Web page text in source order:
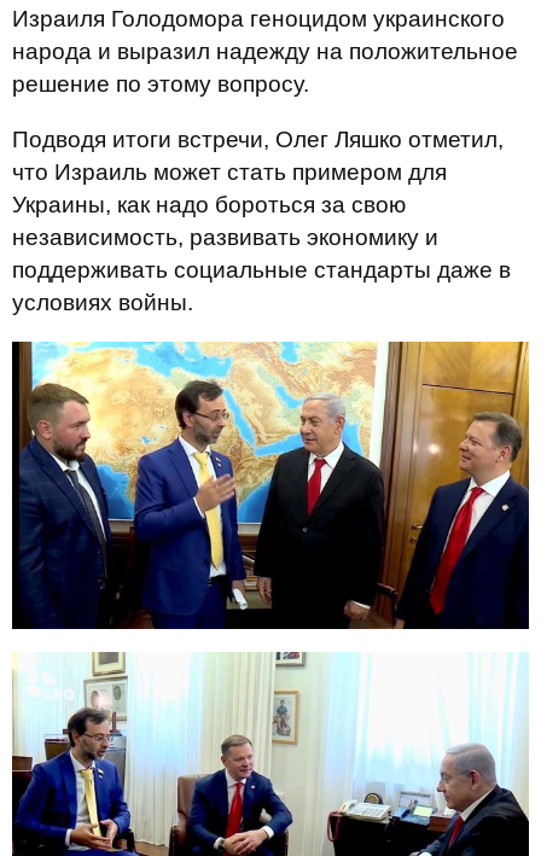
Израиля Голодомора геноцидом украинского
народа и выразил надежду на положительное
решение по этому вопросу.
Подводя итоги встречи, Олег Ляшко отметил,
что Израиль может стать примером для
Украины, как надо бороться за свою
независимость, развивать экономику и
поддерживать социальные стандарты даже в
условиях войны.